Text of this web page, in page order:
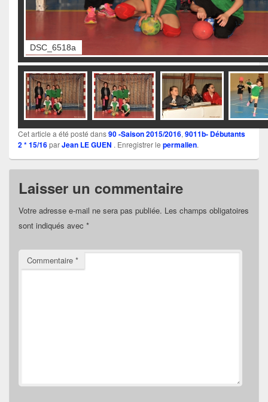
Cet article a été posté dans90 -Saison 2015/2016,9011b- Débutants
2 * 15/16parJean LE GUEN . Enregistrer le permalien.
Laisser un commentaire
Votre adresse e-mail ne sera pas publiée. Les champs obligatoires
sont indiqués avec *
Commentaire *